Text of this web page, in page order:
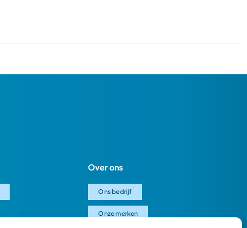
Over ons
Ons bedrijf
Onze merken